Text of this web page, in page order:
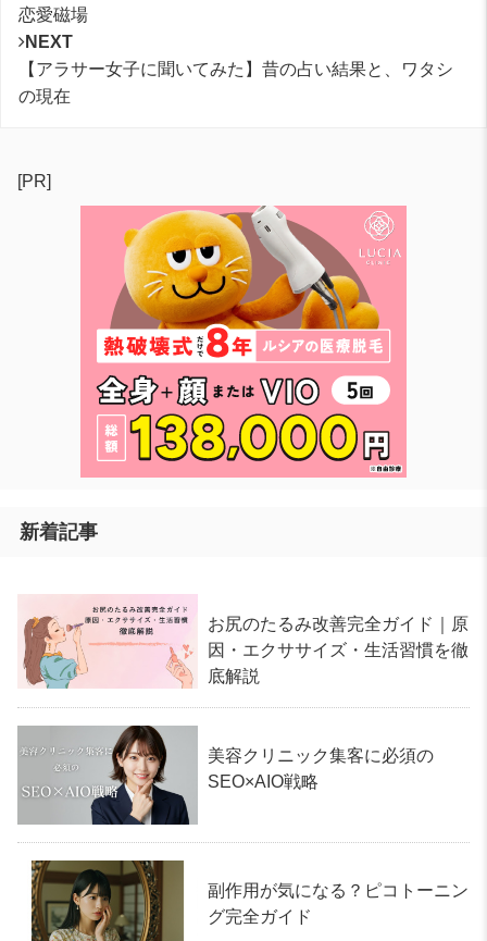
恋愛磁場
NEXT
【アラサー女子に聞いてみた】昔の占い結果と、ワタシ
の現在
[PR]
新着記事
お尻のたるみ改善完全ガイド｜原
因・エクササイズ・生活習慣を徹
底解説
美容クリニック集客に必須の
SEO×AIO戦略
副作用が気になる？ピコトーニン
グ完全ガイド